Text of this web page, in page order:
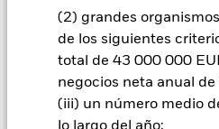
(2) grandes
de los siguientes
total de 43 000 000
negocios neta anual
(iii) un número medio
los ingresos asociadas que se
recibirá por BlackRock en calidad
valores. Debido a que el reparto
Fondo, esto ha quedado excluido